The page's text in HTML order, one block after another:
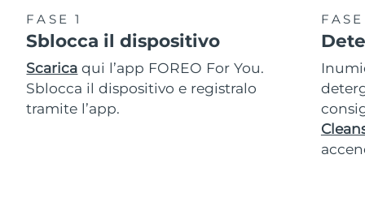
FASE 1
Sblocca il dispositivo
Scarica qui l’app FOREO For You.
Sblocca il dispositivo e registralo
tramite l’app.